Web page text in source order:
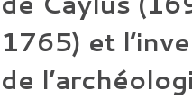
1765) et
de